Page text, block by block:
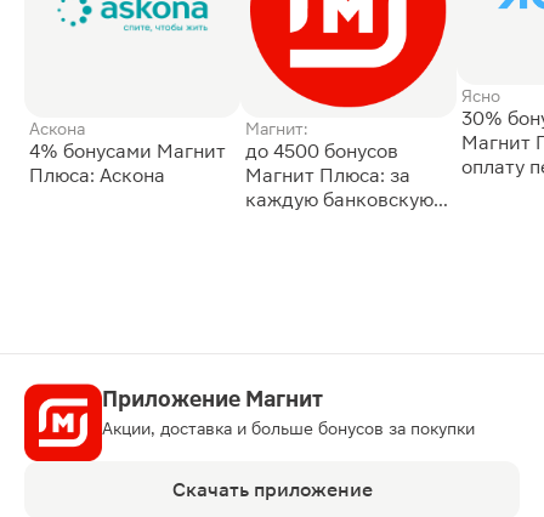
Аскона
4% бонусами Магнит
Плюса: Аскона
Магнит:
до 4500 бонусов
Магнит Плюса: за
каждую банковскую
Ясно
30%
Магнит
оплату
Приложение Магнит
Акции, доставка и больше бонусов за покупки
Скачать приложение